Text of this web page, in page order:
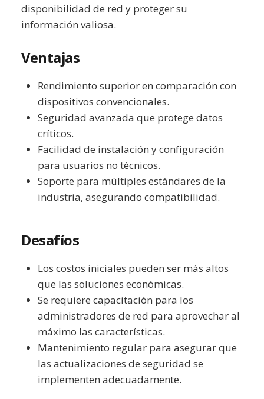
disponibilidad de red y proteger su
información valiosa.
Ventajas
Rendimiento superior en comparación con
dispositivos convencionales.
Seguridad avanzada que protege datos
críticos.
Facilidad de instalación y configuración
para usuarios no técnicos.
Soporte para múltiples estándares de la
industria, asegurando compatibilidad.
Desafíos
Los costos iniciales pueden ser más altos
que las soluciones económicas.
Se requiere capacitación para los
administradores de red para aprovechar al
máximo las características.
Mantenimiento regular para asegurar que
las actualizaciones de seguridad se
implementen adecuadamente.